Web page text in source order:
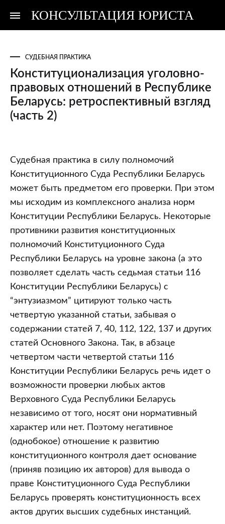
КОНСУЛЬТАЦИЯ ЮРИСТА
Консультация
Консультация
СУДЕБНАЯ ПРАКТИКА
Конституционализация уголовно-
правовых отношений в Республике
Беларусь: ретроспективный взгляд
(часть 2)
Конституционализация
уголовно-
правовых
отношений
в
Республике
Беларусь:
ретроспективный
взгляд
(часть
2)
Судебная практика в силу полномочий
Конституционного Суда Республики Беларусь
может быть предметом его проверки. При этом
мы исходим из комплексного анализа норм
Конституции Республики Беларусь. Некоторые
противники развития конституционных
полномочий Конституционного Суда
Республики Беларусь на уровне закона (а это
позволяет сделать часть седьмая статьи 116
Конституции Республики Беларусь) с
“энтузиазмом” цитируют только часть
четвертую указанной статьи, забывая о
содержании статей 7, 40, 112, 122, 137 и других
статей Основного Закона. Так, в абзаце
четвертом части четвертой статьи 116
Конституции Республики Беларусь речь идет о
возможности проверки любых актов
Верховного Суда Республики Беларусь
независимо от того, носят они нормативный
характер или нет. Поэтому негативное
(однобокое) отношение к развитию
конституционного контроля дает основание
(приняв позицию их авторов) для вывода о
праве Конституционного Суда Республики
Беларусь проверять конституционность всех
актов других высших судебных инстанций.